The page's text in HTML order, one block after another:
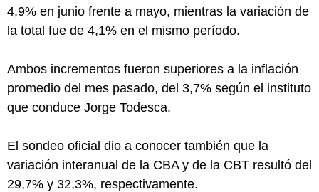
4,9% en junio frente a mayo, mientras la variación de
la total fue de 4,1% en el mismo período.
Ambos incrementos fueron superiores a la inflación
promedio del mes pasado, del 3,7% según el instituto
que conduce Jorge Todesca.
El sondeo oficial dio a conocer también que la
variación interanual de la CBA y de la CBT resultó del
29,7% y 32,3%, respectivamente.